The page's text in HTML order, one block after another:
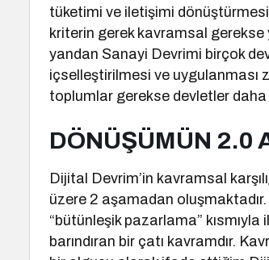
tüketimi ve iletişimi
kriterin gerek kavramsal gerekse
yandan Sanayi Devrimi birçok
içselleştirilmesi ve uygulanması
toplumlar gerekse devletler daha
DÖNÜŞÜMÜN 2.0
Dijital Devrim’in kavramsal
üzere 2 aşamadan
“bütünleşik pazarlama”
barındıran bir çatı kavramdır.